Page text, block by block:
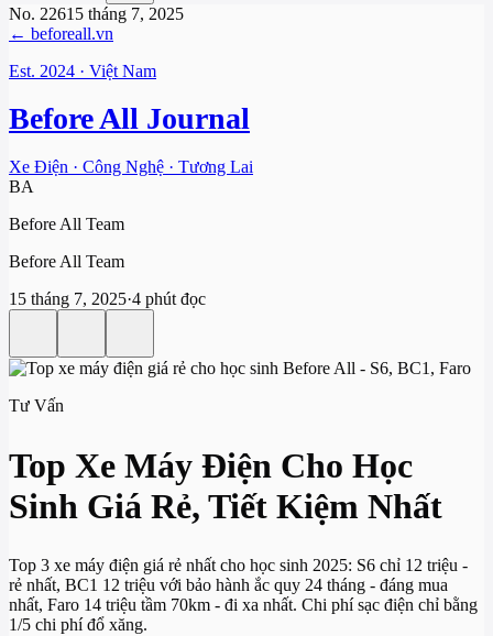
No. 22615 tháng 7, 2025
← beforeall.vn
Est. 2024 · Việt Nam
Before All Journal
Xe Điện · Công Nghệ · Tương Lai
BA
Before All Team
Before All Team
15 tháng 7, 2025·4 phút đọc
Tư Vấn
Top Xe Máy Điện Cho Học
Sinh Giá Rẻ, Tiết Kiệm Nhất
Top 3 xe máy điện giá rẻ nhất cho học sinh 2025: S6 chỉ 12 triệu -
rẻ nhất, BC1 12 triệu với bảo hành ắc quy 24 tháng - đáng mua
nhất, Faro 14 triệu tầm 70km - đi xa nhất. Chi phí sạc điện chỉ bằng
1/5 chi phí đổ xăng.